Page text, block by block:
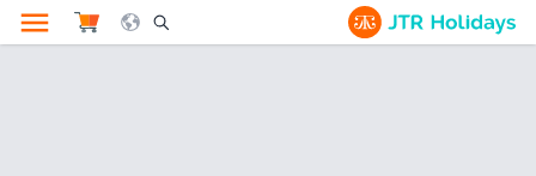
Search Opener Icon